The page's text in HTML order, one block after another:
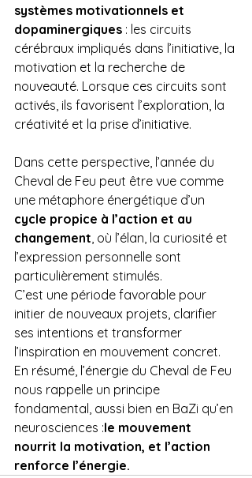
systèmes motivationnels et
dopaminergiques : les circuits
cérébraux impliqués dans l’initiative, la
motivation et la recherche de
nouveauté. Lorsque ces circuits sont
activés, ils favorisent l’exploration, la
créativité et la prise d’initiative.
Dans cette perspective, l’année du
Cheval de Feu peut être vue comme
une métaphore énergétique d’un
cycle propice à l’action et au
changement , où l’élan, la curiosité et
l’expression personnelle sont
particulièrement stimulés.
C’est une période favorable pour
initier de nouveaux projets, clarifier
ses intentions et transformer
l’inspiration en mouvement concret.
En résumé, l’énergie du Cheval de Feu
nous rappelle un principe
fondamental, aussi bien en BaZi qu’en
neurosciences :le mouvement
nourrit la motivation, et l’action
renforce l’énergie.